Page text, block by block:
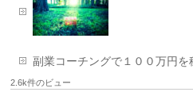
副業コーチングで１００万円を
2.6k件のビュー